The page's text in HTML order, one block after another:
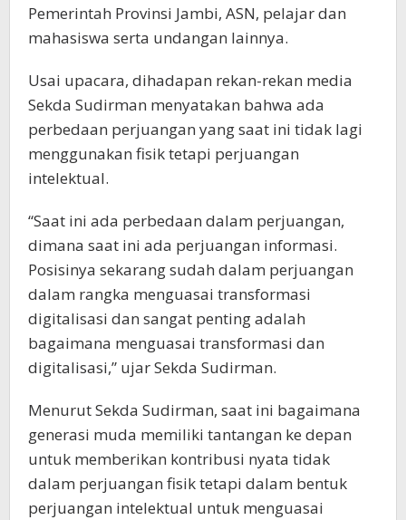
Pemerintah Provinsi Jambi, ASN, pelajar dan
mahasiswa serta undangan lainnya.
Usai upacara, dihadapan rekan-rekan media
Sekda Sudirman menyatakan bahwa ada
perbedaan perjuangan yang saat ini tidak lagi
menggunakan fisik tetapi perjuangan
intelektual.
“Saat ini ada perbedaan dalam perjuangan,
dimana saat ini ada perjuangan informasi.
Posisinya sekarang sudah dalam perjuangan
dalam rangka menguasai transformasi
digitalisasi dan sangat penting adalah
bagaimana menguasai transformasi dan
digitalisasi,” ujar Sekda Sudirman.
Menurut Sekda Sudirman, saat ini bagaimana
generasi muda memiliki tantangan ke depan
untuk memberikan kontribusi nyata tidak
dalam perjuangan fisik tetapi dalam bentuk
perjuangan intelektual untuk menguasai